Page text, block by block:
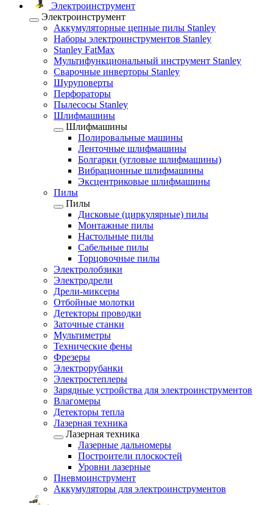
Электроинструмент
Электроинструмент
Аккумуляторные цепные пилы Stanley
Наборы электроинструментов Stanley
Stanley FatMax
Мультифункциональный инструмент Stanley
Сварочные инверторы Stanley
Шуруповерты
Перфораторы
Пылесосы Stanley
Шлифмашины
Шлифмашины
Полировальные машины
Ленточные шлифмашины
Болгарки (угловые шлифмашины)
Вибрационные шлифмашины
Эксцентриковые шлифмашины
Пилы
Пилы
Дисковые (циркулярные) пилы
Монтажные пилы
Настольные пилы
Сабельные пилы
Торцовочные пилы
Электролобзики
Электродрели
Дрели-миксеры
Отбойные молотки
Детекторы проводки
Заточные станки
Мультиметры
Технические фены
Фрезеры
Электрорубанки
Электростеплеры
Зарядные устройства для электроинструментов
Влагомеры
Детекторы тепла
Лазерная техника
Лазерная техника
Лазерные дальномеры
Построители плоскостей
Уровни лазерные
Пневмоинструмент
Аккумуляторы для электроинструментов